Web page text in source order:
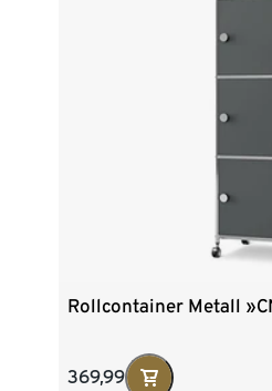
Rollcontainer Metall
369,99